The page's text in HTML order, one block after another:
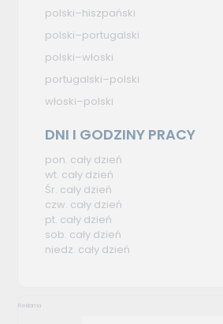
polski–hiszpański
polski–portugalski
polski–włoski
portugalski–polski
włoski–polski
DNI I GODZINY PRACY
pon. cały dzień
wt. cały dzień
Śr. cały dzień
czw. cały dzień
pt. cały dzień
sob. cały dzień
niedz. cały dzień
Reklama